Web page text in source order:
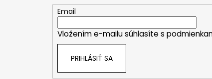
Email
Vložením e-mailu súhlasíte s
PRIHLÁSIŤ SA